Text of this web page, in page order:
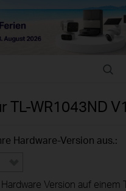
TL-WR1043ND V1
Hardware-Version aus.:
Version auf einem